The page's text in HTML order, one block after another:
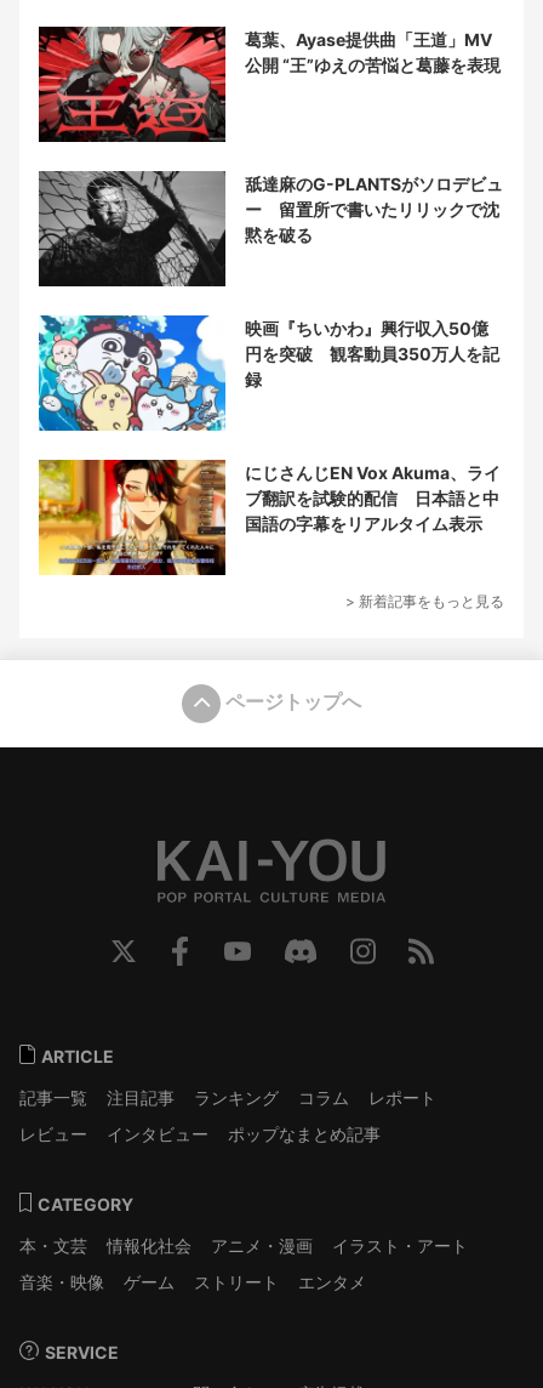
葛葉、Ayase提供曲「王道」MV
公開 “王”ゆえの苦悩と葛藤を表現
舐達麻のG-PLANTSがソロデビュ
ー 留置所で書いたリリックで沈
黙を破る
映画『ちいかわ』興行収入50億
円を突破 観客動員350万人を記
録
にじさんじEN Vox Akuma、ライ
ブ翻訳を試験的配信 日本語と中
国語の字幕をリアルタイム表示
> 新着記事をもっと見る
ページトップへ
ARTICLE
記事一覧
注目記事 ランキング コラム
レポート
レビュー
インタビュー ポップなまとめ記事
CATEGORY
本・文芸
情報化社会 アニメ・漫画
イラスト・アート
音楽・映像
ゲーム ストリート エンタメ
SERVICE